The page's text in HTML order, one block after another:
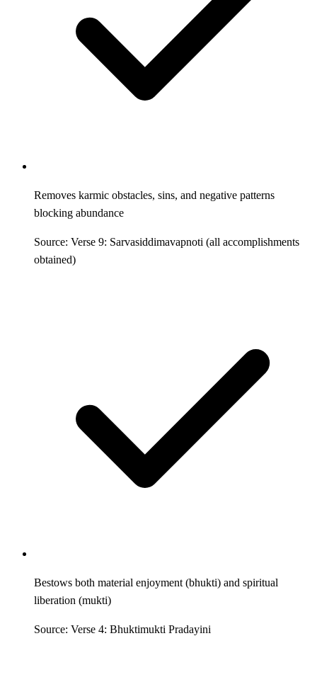
Removes karmic obstacles, sins, and negative patterns
blocking abundance
Source: Verse 9: Sarvasiddimavapnoti (all accomplishments
obtained)
Bestows both material enjoyment (bhukti) and spiritual
liberation (mukti)
Source: Verse 4: Bhuktimukti Pradayini